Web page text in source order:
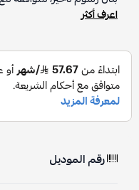
اعرف أكثر
رقم الموديل